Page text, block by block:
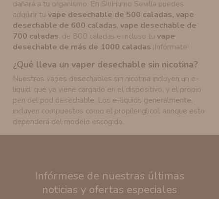
dañará a tu organismo. En SinHumo Sevilla puedes
adquirir tu vape desechable de 500 caladas, vape
desechable de 600 caladas, vape desechable de
700 caladas, de 800 caladas e incluso tu vape
desechable de más de 1000 caladas ¡Infórmate!
¿Qué lleva un vaper desechable sin nicotina?
Nuestros vapes desechables sin nicotina incluyen un e-
liquid, que ya viene cargado en el dispositivo, y el propio
pen del pod desechable. Los e-liquids generalmente,
incluyen compuestos como el propilenglicol, aunque esto
dependerá del modelo escogido.
Infórmese de nuestras últimas
noticias y ofertas especiales